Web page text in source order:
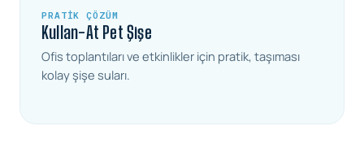
PRATIK ÇÖZÜM
Kullan-At Pet Şişe
Ofis toplantıları ve etkinlikler için pratik, taşıması
kolay şişe suları.